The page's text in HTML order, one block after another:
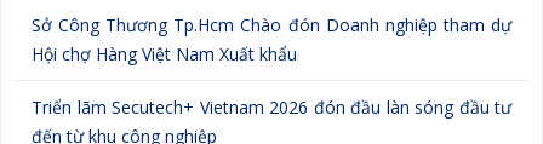
Sở Công Thương Tp.Hcm Chào đón Doanh nghiệp tham dự
Hội chợ Hàng Việt Nam Xuất khẩu
Triển lãm Secutech+ Vietnam 2026 đón đầu làn sóng đầu tư
đến từ khu công nghiệp